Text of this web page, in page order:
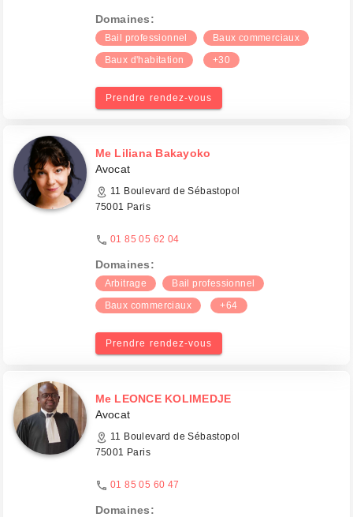
Domaines:
Bail professionnel
Baux commerciaux
Baux d'habitation
+30
Prendre rendez-vous
Me Liliana Bakayoko
Avocat
11 Boulevard de Sébastopol
75001 Paris
01 85 05 62 04
Domaines:
Arbitrage
Bail professionnel
Baux commerciaux
+64
Prendre rendez-vous
Me LEONCE KOLIMEDJE
Avocat
11 Boulevard de Sébastopol
75001 Paris
01 85 05 60 47
Domaines: